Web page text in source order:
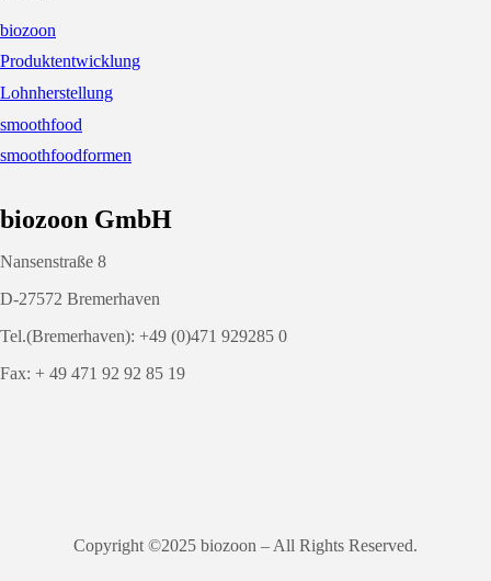
biozoon
Produktentwicklung
Lohnherstellung
smoothfood
smoothfoodformen
biozoon GmbH
Nansenstraße 8
D-27572 Bremerhaven
Tel.(Bremerhaven): +49 (0)471 929285 0
Fax: + 49 471 92 92 85 19
Copyright ©2025 biozoon – All Rights Reserved.